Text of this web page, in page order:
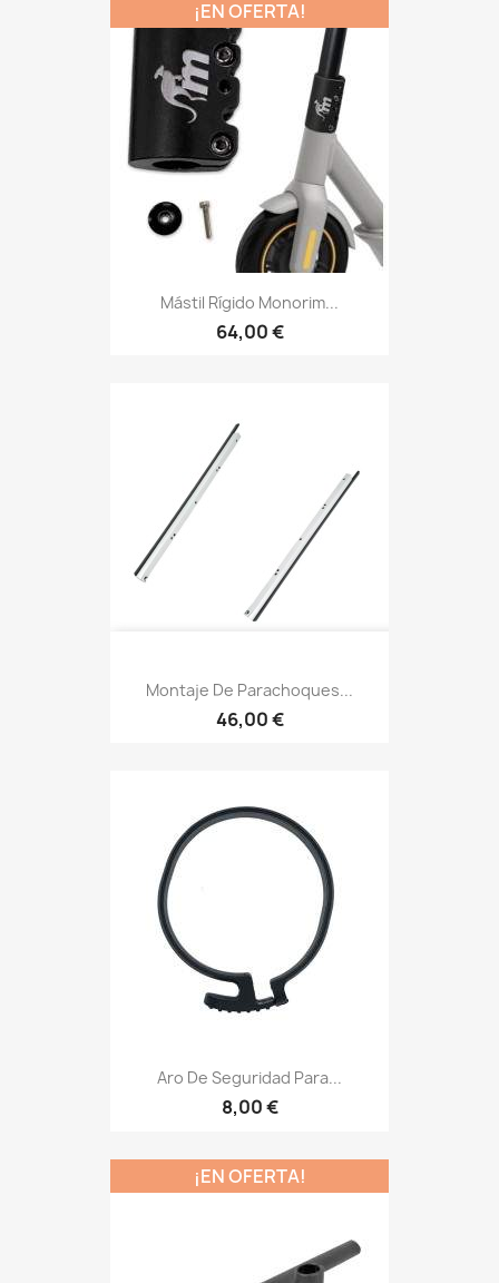
Mástil Rígido Monorim...
64,00 €
¡EN OFERTA!
Montaje De Parachoques...
46,00 €
Aro De Seguridad Para...
8,00 €
¡EN OFERTA!